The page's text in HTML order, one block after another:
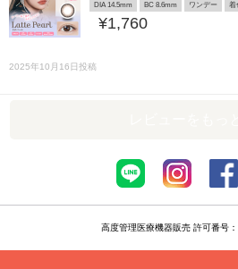
DIA 14.5mm BC 8.6mm ワンデー 着
¥1,760
2025年10月16日投稿
高度管理医療機器販売 許可番号